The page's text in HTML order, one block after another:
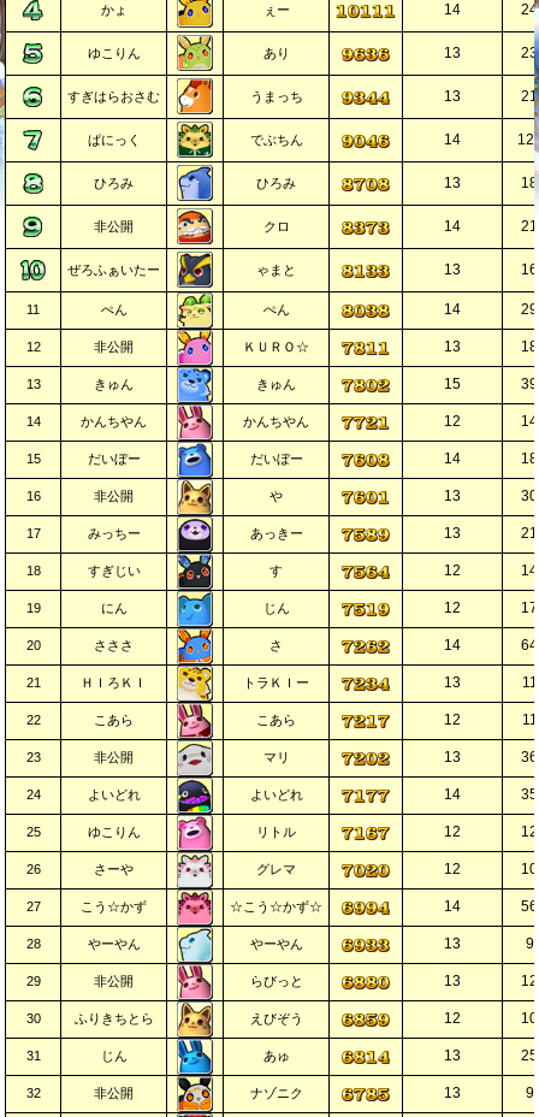
かょ ぇー 14
ゆこりん あり 13
すぎはらおさむ うまっち 13
ぱにっく でぶちん 14
ひろみ ひろみ 13
非公開 クロ 14
ぜろふぁいたー ゃまと 13
11 ぺん ぺん 14
12 非公開 ＫＵＲＯ☆ 13
13 きゅん きゅん 15
14 かんちやん かんちやん 12
15 だいぼー だいぼー 14
16 非公開 や 13
17 みっちー あっきー 13
18 すぎじい す 12
19 にん じん 12
20 さささ さ 14
21 ＨＩろＫＩ トラＫＩー 13
22 こあら こあら 12
23 非公開 マリ 13
24 よいどれ よいどれ 14
25 ゆこりん リトル 12
26 さーや グレマ 12
27 こう☆かず ☆こう☆かず☆ 14
28 やーやん やーやん 13
29 非公開 らびっと 13
30 ふりきちとら えびぞう 12
31 じん あゅ 13
32 非公開 ナゾニク 13